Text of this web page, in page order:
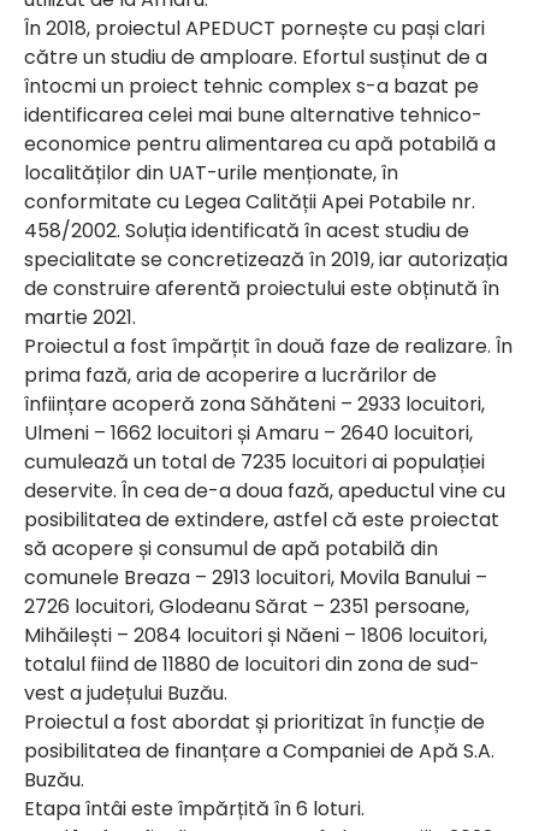
În 2018, proiectul APEDUCT pornește cu pași clari
către un studiu de amploare. Efortul susținut de a
întocmi un proiect tehnic complex s-a bazat pe
identificarea celei mai bune alternative tehnico-
economice pentru alimentarea cu apă potabilă a
localităților din UAT-urile menționate, în
conformitate cu Legea Calității Apei Potabile nr.
458/2002. Soluția identificată în acest studiu de
specialitate se concretizează în 2019, iar autorizația
de construire aferentă proiectului este obținută în
martie 2021.
Proiectul a fost împărțit în două faze de realizare. În
prima fază, aria de acoperire a lucrărilor de
înființare acoperă zona Săhăteni – 2933 locuitori,
Ulmeni – 1662 locuitori și Amaru – 2640 locuitori,
cumulează un total de 7235 locuitori ai populației
deservite. În cea de-a doua fază, apeductul vine cu
posibilitatea de extindere, astfel că este proiectat
să acopere și consumul de apă potabilă din
comunele Breaza – 2913 locuitori, Movila Banului –
2726 locuitori, Glodeanu Sărat – 2351 persoane,
Mihăilești – 2084 locuitori și Năeni – 1806 locuitori,
totalul fiind de 11880 de locuitori din zona de sud-
vest a județului Buzău.
Proiectul a fost abordat și prioritizat în funcție de
posibilitatea de finanțare a Companiei de Apă S.A.
Buzău.
Etapa întâi este împărțită în 6 loturi.